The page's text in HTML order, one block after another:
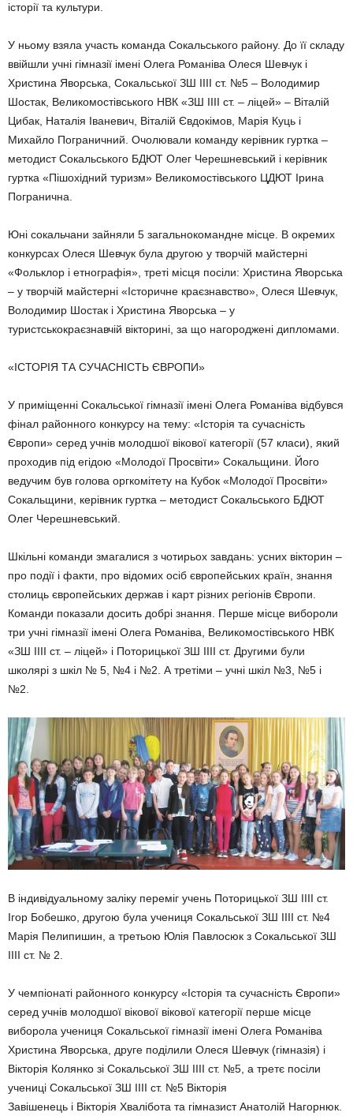
історії та культури.
У ньому взяла участь команда Сокальського району. До її складу
ввійшли учні гімназії імені Олега Романіва Олеся Шевчук і
Христина Яворська, Сокальської ЗШ ІІІІ ст. №5 – Володимир
Шостак, Великомостівського НВК «ЗШ ІІІІ ст. – ліцей» – Віталій
Цибак, Наталія Іваневич, Віталій Євдокімов, Марія Куць і
Михайло Пограничний. Очолювали команду керівник гуртка –
методист Сокальського БДЮТ Олег Черешневський і керівник
гуртка «Пішохідний туризм» Великомостівського ЦДЮТ Ірина
Погранична.
Юні сокальчани зайняли 5 загальнокомандне місце. В окремих
конкурсах Олеся Шевчук була другою у творчій майстерні
«Фольклор і етнографія», треті місця посіли: Христина Яворська
– у творчій майстерні «Історичне краєзнавство», Олеся Шевчук,
Володимир Шостак і Христина Яворська – у
туристськокраєзнавчій вікторині, за що нагороджені дипломами.
«ІСТОРІЯ ТА СУЧАСНІСТЬ ЄВРОПИ»
У приміщенні Сокальської гімназії імені Олега Романіва відбувся
фінал районного конкурсу на тему: «Історія та сучасність
Європи» серед учнів молодшої вікової категорії (57 класи), який
проходив під егідою «Молодої Просвіти» Сокальщини. Його
ведучим був голова оргкомітету на Кубок «Молодої Просвіти»
Сокальщини, керівник гуртка – методист Сокальського БДЮТ
Олег Черешневський.
Шкільні команди змагалися з чотирьох завдань: усних вікторин –
про події і факти, про відомих осіб європейських країн, знання
столиць європейських держав і карт різних регіонів Європи.
Команди показали досить добрі знання. Перше місце вибороли
три учні гімназії імені Олега Романіва, Великомостівського НВК
«ЗШ ІІІІ ст. – ліцей» і Поторицької ЗШ ІІІІ ст. Другими були
школярі з шкіл № 5, №4 і №2. А третіми – учні шкіл №3, №5 і
№2.
В індивідуальному заліку переміг учень Поторицької ЗШ ІІІІ ст.
Ігор Бобешко, другою була учениця Сокальської ЗШ ІІІІ ст. №4
Марія Пелипишин, а третьою Юлія Павлосюк з Сокальської ЗШ
ІІІІ ст. № 2.
У чемпіонаті районного конкурсу «Історія та сучасність Європи»
серед учнів молодшої вікової вікової категорії перше місце
виборола учениця Сокальської гімназії імені Олега Романіва
Христина Яворська, друге поділили Олеся Шевчук (гімназія) і
Вікторія Колянко зі Сокальської ЗШ ІІІІ ст. №5, а третє посіли
учениці Сокальської ЗШ ІІІІ ст. №5 Вікторія
Завішенець і Вікторія Хвалібота та гімназист Анатолій Нагорнюк.